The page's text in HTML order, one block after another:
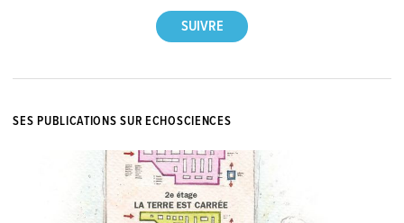
SES PUBLICATIONS SUR ECHOSCIENCES